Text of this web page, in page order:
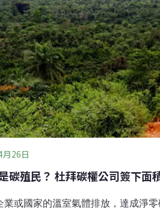
26日
碳殖民？ 杜拜碳權公司簽下面
業或國家的溫室氣體排放，達成淨零